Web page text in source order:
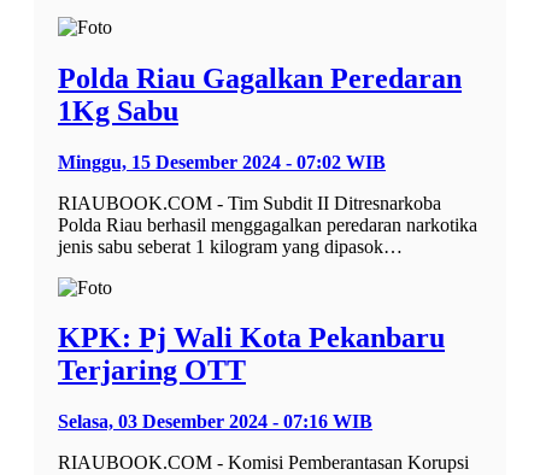
Polda Riau Gagalkan Peredaran
1Kg Sabu
Minggu, 15 Desember 2024 - 07:02 WIB
RIAUBOOK.COM - Tim Subdit II Ditresnarkoba
Polda Riau berhasil menggagalkan peredaran narkotika
jenis sabu seberat 1 kilogram yang dipasok…
KPK: Pj Wali Kota Pekanbaru
Terjaring OTT
Selasa, 03 Desember 2024 - 07:16 WIB
RIAUBOOK.COM - Komisi Pemberantasan Korupsi